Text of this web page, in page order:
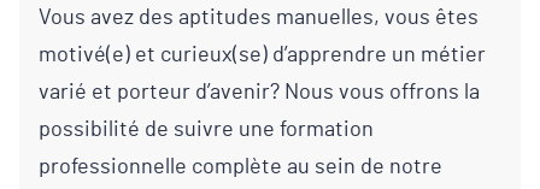
Vous avez des aptitudes manuelles, vous êtes
motivé(e) et curieux(se) d’apprendre un métier
varié et porteur d’avenir? Nous vous offrons la
possibilité de suivre une formation
professionnelle complète au sein de notre